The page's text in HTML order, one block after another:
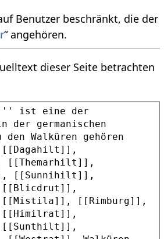
Benutzer beschränkt, die der
“ angehören.
dieser Seite betrachten